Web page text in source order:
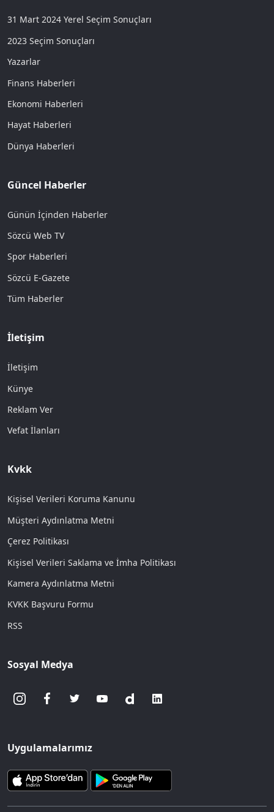
31 Mart 2024 Yerel Seçim Sonuçları
2023 Seçim Sonuçları
Yazarlar
Finans Haberleri
Ekonomi Haberleri
Hayat Haberleri
Dünya Haberleri
Güncel Haberler
Günün İçinden Haberler
Sözcü Web TV
Spor Haberleri
Sözcü E-Gazete
Tüm Haberler
İletişim
İletişim
Künye
Reklam Ver
Vefat İlanları
Kvkk
Kişisel Verileri Koruma Kanunu
Müşteri Aydınlatma Metni
Çerez Politikası
Kişisel Verileri Saklama ve İmha Politikası
Kamera Aydınlatma Metni
KVKK Başvuru Formu
RSS
Sosyal Medya
Uygulamalarımız